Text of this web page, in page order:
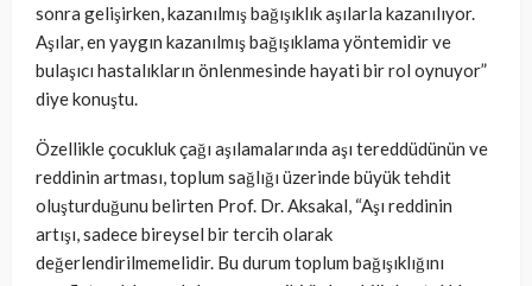
sonra gelişirken, kazanılmış bağışıklık aşılarla kazanılıyor.
Aşılar, en yaygın kazanılmış bağışıklama yöntemidir ve
bulaşıcı hastalıkların önlenmesinde hayati bir rol oynuyor”
diye konuştu.
Özellikle çocukluk çağı aşılamalarında aşı tereddüdünün ve
reddinin artması, toplum sağlığı üzerinde büyük tehdit
oluşturduğunu belirten Prof. Dr. Aksakal, “Aşı reddinin
artışı, sadece bireysel bir tercih olarak
değerlendirilmemelidir. Bu durum toplum bağışıklığını